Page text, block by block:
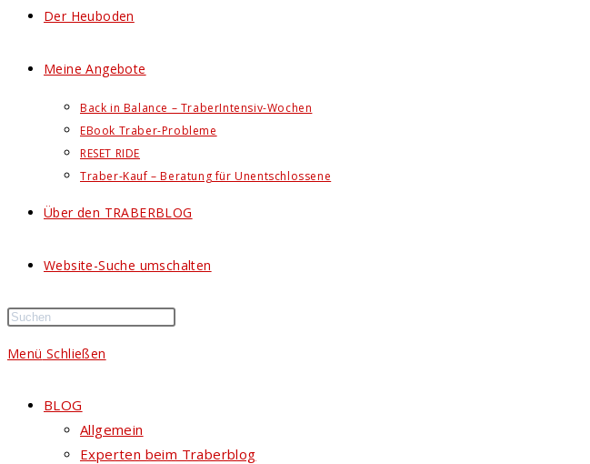
Der Heuboden
Meine Angebote
Back in Balance – TraberIntensiv-Wochen
EBook Traber-Probleme
RESET RIDE
Traber-Kauf – Beratung für Unentschlossene
Über den TRABERBLOG
Website-Suche umschalten
Menü Schließen
BLOG
Allgemein
Experten beim Traberblog